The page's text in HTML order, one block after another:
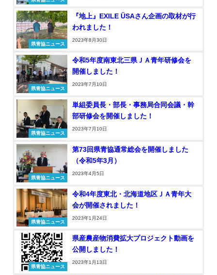
県青協ニュース
『地上』EXILE ÜSAさん企画の取材が行
われました！
2023年8月30日
県青協ニュース
令和5年度南東北三県ＪＡ青年研修会を
開催しました！
2023年7月10日
県青協ニュース
単組委員長・部長・事務局合同会議・幹
部研修会を開催しました！
2023年7月10日
県青協ニュース
第73回県青協通常総会を開催しました
（令和5年3月）
2023年4月5日
県青協ニュース
令和4年度東北・北海道地区ＪＡ青年大
会が開催されました！
2023年1月24日
県青協ニュース
県産農産物消費拡大プロジェクト動画を
公開しました！
2023年1月13日